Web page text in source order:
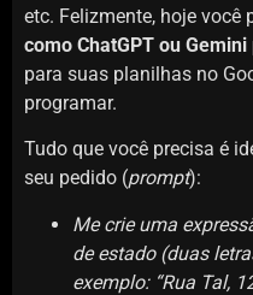
etc. Felizmente, hoje você
como ChatGPT ou
para suas planilhas no
programar.
Tudo que você precisa é
seu pedido (prompt):
Me crie uma
de estado (duas
exemplo: “Rua Tal,